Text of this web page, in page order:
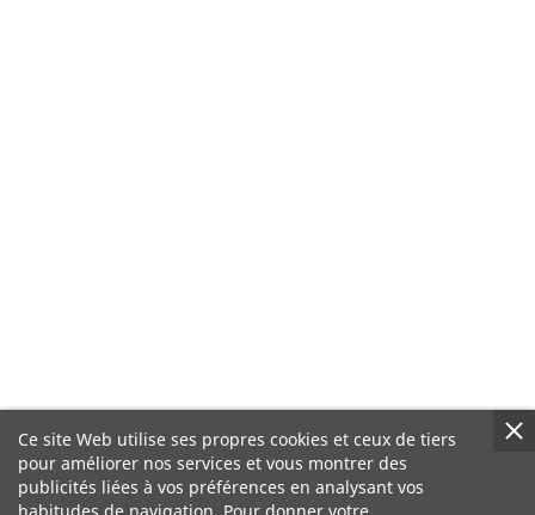
Ce site Web utilise ses propres cookies et ceux de tiers
pour améliorer nos services et vous montrer des
publicités liées à vos préférences en analysant vos